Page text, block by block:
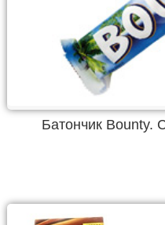
Батончик Bounty.